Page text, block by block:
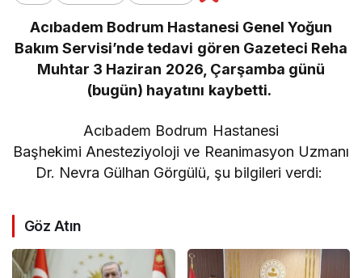
Acıbadem Bodrum Hastanesi Genel Yoğun
Bakım Servisi’nde tedavi gören Gazeteci Reha
Muhtar 3 Haziran 2026, Çarşamba günü
(bugün) hayatını kaybetti.
Acıbadem Bodrum Hastanesi
Başhekimi Anesteziyoloji ve Reanimasyon Uzmanı
Dr. Nevra Gülhan Görgülü, şu bilgileri verdi:
Göz Atın